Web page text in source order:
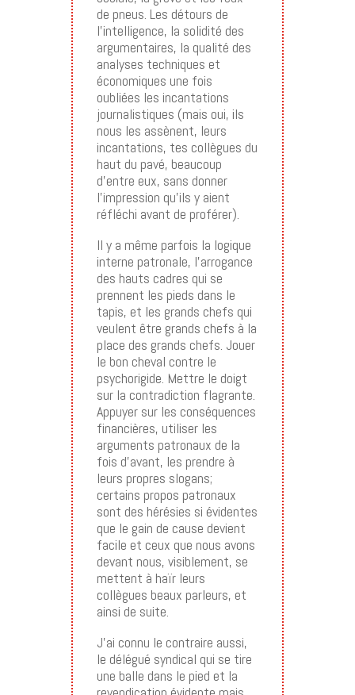
de pneus. Les détours de
l’intelligence, la solidité des
argumentaires, la qualité des
analyses techniques et
économiques une fois
oubliées les incantations
journalistiques (mais oui, ils
nous les assènent, leurs
incantations, tes collègues du
haut du pavé, beaucoup
d’entre eux, sans donner
l’impression qu’ils y aient
réfléchi avant de proférer).
Il y a même parfois la logique
interne patronale, l’arrogance
des hauts cadres qui se
prennent les pieds dans le
tapis, et les grands chefs qui
veulent être grands chefs à la
place des grands chefs. Jouer
le bon cheval contre le
psychorigide. Mettre le doigt
sur la contradiction flagrante.
Appuyer sur les conséquences
financières, utiliser les
arguments patronaux de la
fois d’avant, les prendre à
leurs propres slogans;
certains propos patronaux
sont des hérésies si évidentes
que le gain de cause devient
facile et ceux que nous avons
devant nous, visiblement, se
mettent à haïr leurs
collègues beaux parleurs, et
ainsi de suite.
J’ai connu le contraire aussi,
le délégué syndical qui se tire
une balle dans le pied et la